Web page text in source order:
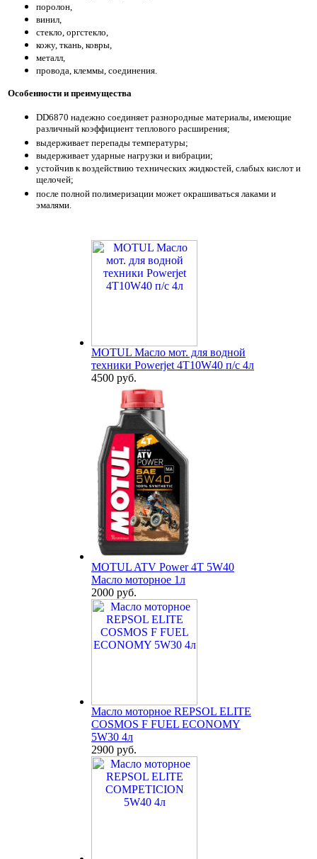
поролон,
винил,
стекло, оргстекло,
кожу, ткань, ковры,
металл,
провода, клеммы, соединения.
Особенности и преимущества
DD6870 надежно соединяет разнородные материалы, имеющие
различный коэффициент теплового расширения;
выдерживает перепады температуры;
выдерживает ударные нагрузки и вибрации;
устойчив к воздействию технических жидкостей, слабых кислот и
щелочей;
после полной полимеризации может окрашиваться лаками и
эмалями.
MOTUL Масло мот. для водной
техники Powerjet 4T10W40 п/с 4л
4500 руб.
MOTUL ATV Power 4T 5W40
Масло моторное 1л
2000 руб.
Масло моторное REPSOL ELITE
COSMOS F FUEL ECONOMY
5W30 4л
2900 руб.